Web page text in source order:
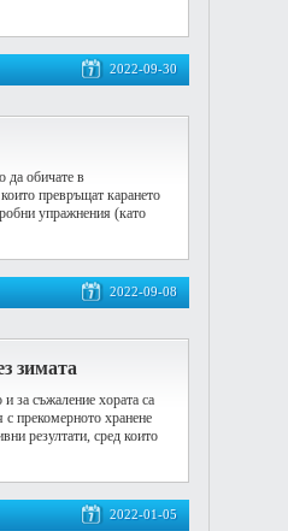
2022-09-30
да обичате в
превръщат карането
упражнения (като
2022-09-08
зимата
за съжаление хората са
прекомерното хранене
резултати, сред които
2022-01-05